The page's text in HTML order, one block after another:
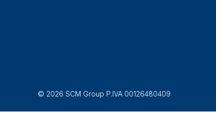
© 2026 SCM Group P.IVA 00126480409